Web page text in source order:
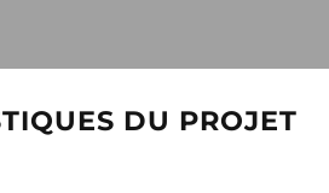
DU PROJET